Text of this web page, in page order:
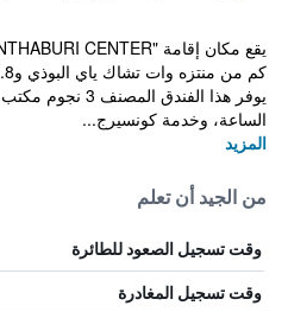
يوفر هذا الفندق
الساعة، وخدمة كونسيرج...
المزيد
من الجيد أن تعلم
وقت تسجيل الصعود للطائرة
وقت تسجيل المغادرة